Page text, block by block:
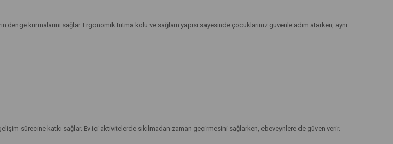
denge kurmalarını sağlar. Ergonomik tutma kolu ve sağlam yapısı sayesinde çocuklarınız güvenle adım atarken, aynı
sürecine katkı sağlar. Ev içi aktivitelerde sıkılmadan zaman geçirmesini sağlarken, ebeveynlere de güven verir.